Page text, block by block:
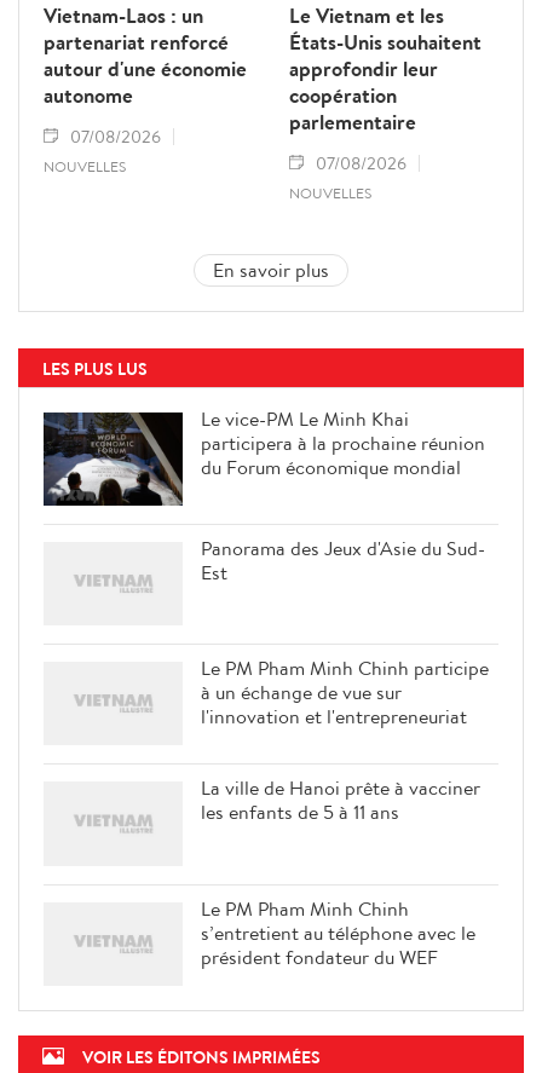
Vietnam-Laos : un
partenariat renforcé
autour d'une économie
autonome
07/08/2026
NOUVELLES
Le Vietnam et les
États-Unis souhaitent
approfondir leur
coopération
parlementaire
07/08/2026
NOUVELLES
En savoir plus
LES PLUS LUS
Le vice-PM Le Minh Khai
participera à la prochaine réunion
du Forum économique mondial
Panorama des Jeux d'Asie du Sud-
Est
Le PM Pham Minh Chinh participe
à un échange de vue sur
l'innovation et l'entrepreneuriat
La ville de Hanoi prête à vacciner
les enfants de 5 à 11 ans
Le PM Pham Minh Chinh
s’entretient au téléphone avec le
président fondateur du WEF
VOIR LES ÉDITONS IMPRIMÉES